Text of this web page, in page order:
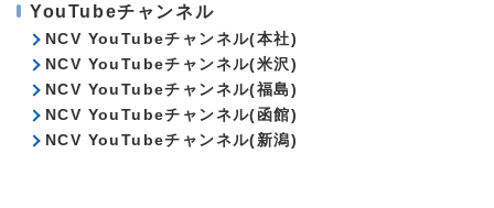
YouTubeチャンネル
NCV YouTubeチャンネル(本社)
NCV YouTubeチャンネル(米沢)
NCV YouTubeチャンネル(福島)
NCV YouTubeチャンネル(函館)
NCV YouTubeチャンネル(新潟)